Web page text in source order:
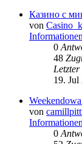
Казино с
von
0
48
19. Jul
von
0